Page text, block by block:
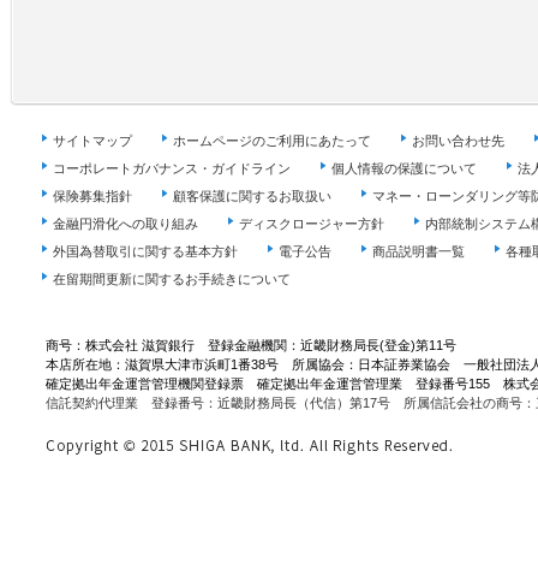
サイトマップ ホームページのご利用にあたって
お問い合わせ先
コーポレートガバナンス・ガイドライン
個人情報の保護について
法
保険募集指針
顧客保護に関するお取扱い
マネー・ローンダリング等
金融円滑化への取り組み
ディスクロージャー方針
内部統制システム
外国為替取引に関する基本方針
電子公告 商品説明書一覧
各種
在留期間更新に関するお手続きについて
商号：株式会社 滋賀銀行 登録金融機関：近畿財務局長(登金)第11号
本店所在地：滋賀県大津市浜町1番38号 所属協会：日本証券業協会 一般社団法
確定拠出年金運営管理機関登録票 確定拠出年金運営管理業 登録番号155 株式
信託契約代理業 登録番号：近畿財務局長（代信）第17号 所属信託会社の商号